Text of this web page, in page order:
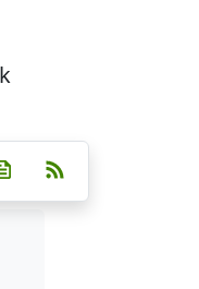
Whatsapp
auf Telegram
XNewsletter